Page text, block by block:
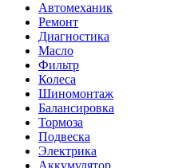
Автомеханик
Ремонт
Диагностика
Масло
Фильтр
Колеса
Шиномонтаж
Балансировка
Тормоза
Подвеска
Электрика